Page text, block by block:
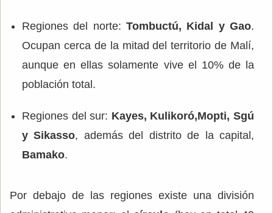
Regiones del norte: Tombuctú, Kidal y Gao.
Ocupan cerca de la mitad del territorio de Malí,
aunque en ellas solamente vive el 10% de la
población total.
Regiones del sur: Kayes, Kulikoró,Mopti, Sgú
y Sikasso, además del distrito de la capital,
Bamako.
Por debajo de las regiones existe una división